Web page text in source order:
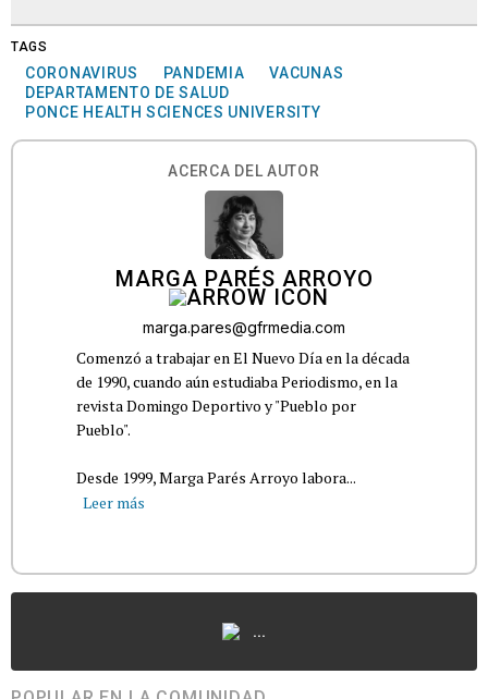
TAGS
CORONAVIRUS PANDEMIA
VACUNAS
DEPARTAMENTO DE SALUD
PONCE HEALTH SCIENCES UNIVERSITY
ACERCA DEL AUTOR
MARGA PARÉS ARROYO
marga.pares@gfrmedia.com
Comenzó a trabajar en El Nuevo Día en la década
de 1990, cuando aún estudiaba Periodismo, en la
revista Domingo Deportivo y "Pueblo por
Pueblo".
Desde 1999, Marga Parés Arroyo labora...
Leer más
...